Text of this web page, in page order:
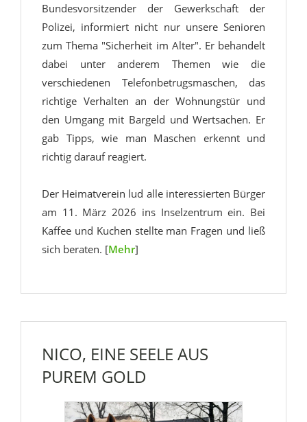
Bundesvorsitzender der Gewerkschaft der
Polizei, informiert nicht nur unsere Senioren
zum Thema "Sicherheit im Alter". Er behandelt
dabei unter anderem Themen wie die
verschiedenen Telefonbetrugsmaschen, das
richtige Verhalten an der Wohnungstür und
den Umgang mit Bargeld und Wertsachen. Er
gab Tipps, wie man Maschen erkennt und
richtig darauf reagiert.
Der Heimatverein lud alle interessierten Bürger
am 11. März 2026 ins Inselzentrum ein. Bei
Kaffee und Kuchen stellte man Fragen und ließ
sich beraten. [Mehr]
NICO, EINE SEELE AUS
PUREM GOLD